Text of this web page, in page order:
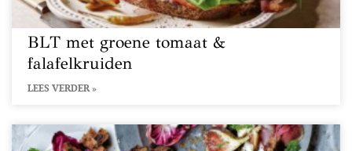
BLT met groene tomaat &
falafelkruiden
LEES VERDER »